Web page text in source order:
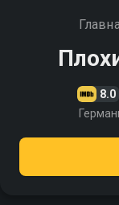
8.0